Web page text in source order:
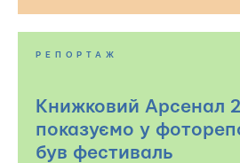
РЕПОРТАЖ
Книжковий Арсенал
показуємо у
був фестиваль